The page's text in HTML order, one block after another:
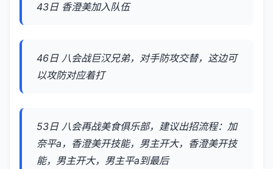
43日 香澄美加入队伍
46日 八会战巨汉兄弟，对手防攻交替，这边可
以攻防对应着打
53日 八会再战美食俱乐部，建议出招流程：加
奈平a，香澄美开技能，男主开大，香澄美开技
能，男主开大，男主平a到最后